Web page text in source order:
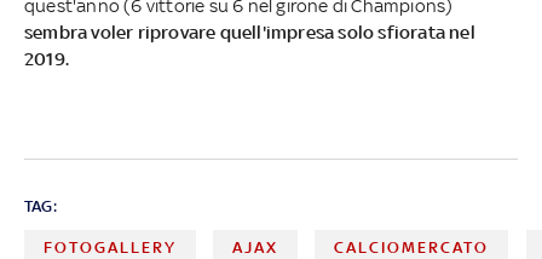
quest'anno (6 vittorie su 6 nel girone di Champions)
sembra voler riprovare quell'impresa solo sfiorata nel
2019.
TAG:
FOTOGALLERY AJAX CALCIOMERCATO